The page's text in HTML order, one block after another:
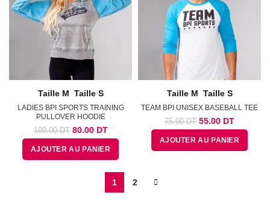
Taille M Taille S
LADIES BPI SPORTS TRAINING
PULLOVER HOODIE
100.00DT Le
prix
initial
était :
80.00DTLe
prix
actuel
est :
80.00
DT.
AJOUTER AU PANIER
Taille M Taille S
TEAM BPI UNISEX BASEBALL TEE
75.00DT Le
prix
initial
était :
55.00 DTLe
prix
actuel
est :
AJOUTER AU PANIER
1 2